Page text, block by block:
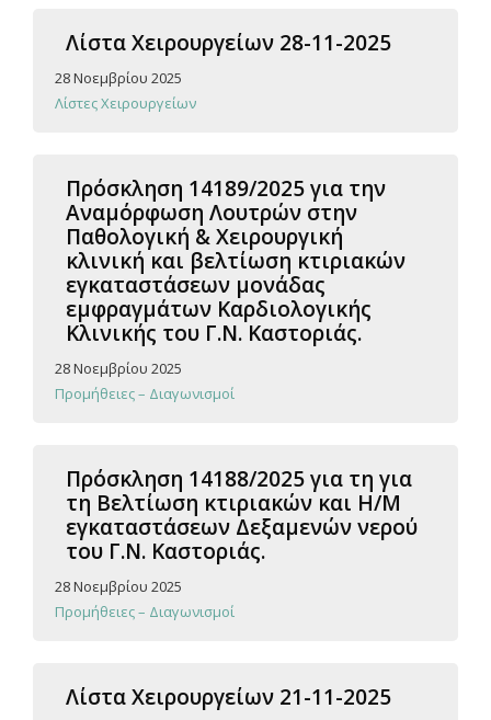
Λίστα Χειρουργείων 28-11-2025
28 Νοεμβρίου 2025
Λίστες Χειρουργείων
Πρόσκληση 14189/2025 για την
Αναμόρφωση Λουτρών στην
Παθολογική & Χειρουργική
κλινική και βελτίωση κτιριακών
εγκαταστάσεων μονάδας
εμφραγμάτων Καρδιολογικής
Κλινικής του Γ.Ν. Καστοριάς.
28 Νοεμβρίου 2025
Προμήθειες – Διαγωνισμοί
Πρόσκληση 14188/2025 για τη για
τη Βελτίωση κτιριακών και Η/Μ
εγκαταστάσεων Δεξαμενών νερού
του Γ.Ν. Καστοριάς.
28 Νοεμβρίου 2025
Προμήθειες – Διαγωνισμοί
Λίστα Χειρουργείων 21-11-2025